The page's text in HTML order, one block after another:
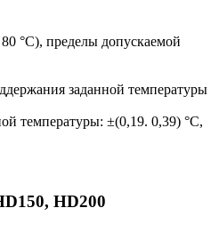
°С), пределы допускаемой
заданной температуры
температуры: ±(0,19. 0,39) °С,
HD200